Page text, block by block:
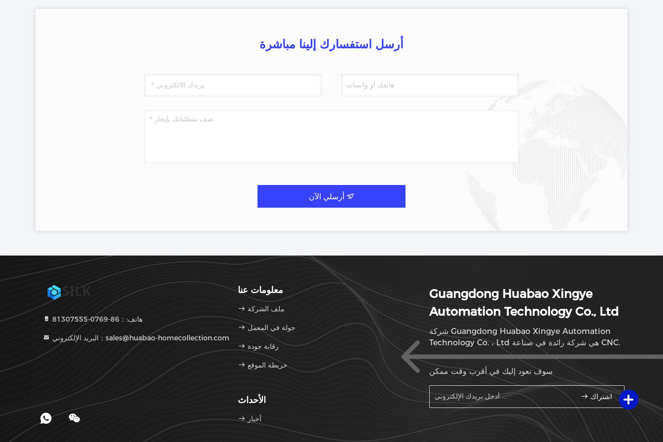
أرسل استفسارك إلينا مباشرة
هاتف:：86-0769-81307555
البريد الإلكتروني：sales@huabao-homecollection.com
معلومات عنا
ملف الشركة
جولة في المعمل
رقابة جودة
خريطة الموقع
الأحداث
أخبار
Guangdong Huabao Xingye
Automation Technology Co., Ltd
شركة Guangdong Huabao Xingye Automation
Technology Co. ، Ltd هي شركة رائدة في صناعة CNC.
سوف نعود إليك في أقرب وقت ممكن
اشتراك